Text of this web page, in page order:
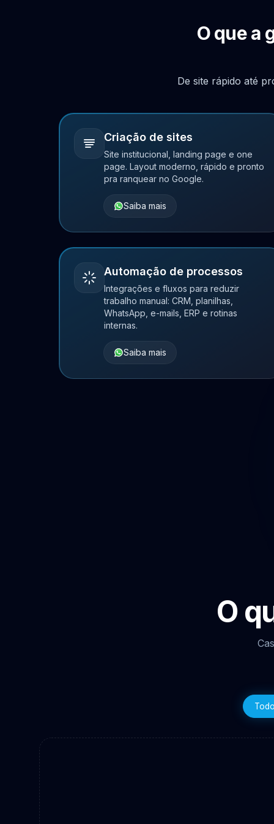
O que a
De site rápido até
Criação de sites
Site institucional, landing page e one
page. Layout moderno, rápido e pronto
pra ranquear no Google.
Saiba mais
Automação de processos
Integrações e fluxos para reduzir
trabalho manual: CRM, planilhas,
WhatsApp, e-mails, ERP e rotinas
internas.
Saiba mais
O